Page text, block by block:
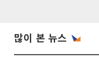
많이 본 뉴스